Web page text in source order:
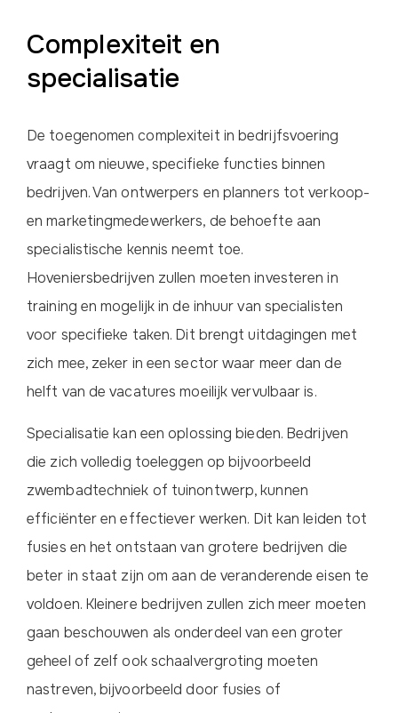
Complexiteit en
specialisatie
De toegenomen complexiteit in bedrijfsvoering
vraagt om nieuwe, specifieke functies binnen
bedrijven. Van ontwerpers en planners tot verkoop-
en marketingmedewerkers, de behoefte aan
specialistische kennis neemt toe.
Hoveniersbedrijven zullen moeten investeren in
training en mogelijk in de inhuur van specialisten
voor specifieke taken. Dit brengt uitdagingen met
zich mee, zeker in een sector waar meer dan de
helft van de vacatures moeilijk vervulbaar is.
Specialisatie kan een oplossing bieden. Bedrijven
die zich volledig toeleggen op bijvoorbeeld
zwembadtechniek of tuinontwerp, kunnen
efficiënter en effectiever werken. Dit kan leiden tot
fusies en het ontstaan van grotere bedrijven die
beter in staat zijn om aan de veranderende eisen te
voldoen. Kleinere bedrijven zullen zich meer moeten
gaan beschouwen als onderdeel van een groter
geheel of zelf ook schaalvergroting moeten
nastreven, bijvoorbeeld door fusies of